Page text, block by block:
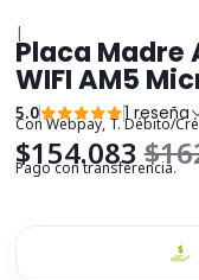
|
Placa Madre
WIFI AM5
5.0 1 reseña
Con Webpay, T. Débito/
$154.083
Pago con transferencia.